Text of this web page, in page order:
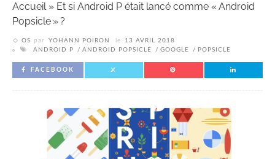
Accueil» Et si Android P était lancé comme « Android
Popsicle » ?
OS par YOHANN POIRON le
13 AVRIL 2018
ANDROID P
ANDROID POPSICLE GOOGLE POPSICLE
FACEBOOK